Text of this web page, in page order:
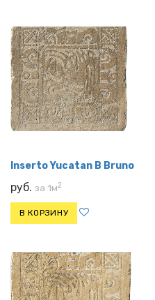
Inserto Yucatan B Bruno
руб. за 1м2
В КОРЗИНУ